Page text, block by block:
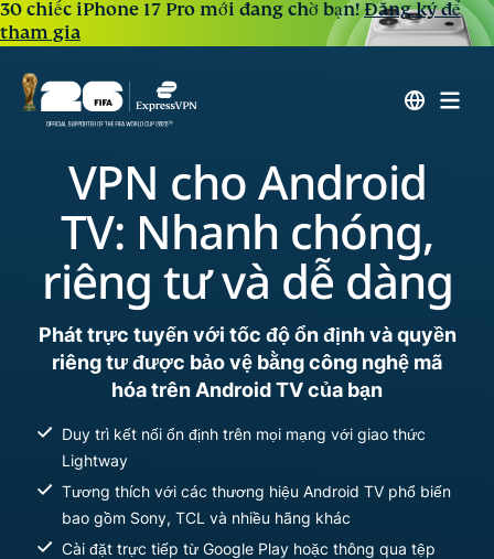
30 chiếc iPhone 17 Pro mới đang chờ bạn!Đăng ký để
tham gia
VPN cho Android
TV: Nhanh chóng,
riêng tư và dễ dàng
Phát trực tuyến với tốc độ ổn định và quyền
riêng tư được bảo vệ bằng công nghệ mã
hóa trên Android TV của bạn
Duy trì kết nối ổn định trên mọi mạng với giao thức
Lightway
Tương thích với các thương hiệu Android TV phổ biến
bao gồm Sony, TCL và nhiều hãng khác
Cài đặt trực tiếp từ Google Play hoặc thông qua tệp